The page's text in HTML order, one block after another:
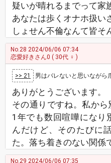
疑いが晴れるまでって家
あなたは歩くオナホ扱い
しょせん不倫なんて皆そ
No.28 2024/06/06 07:34
恋愛好きさん0 ( 30代 ♀ )
>> 21 男はバレないと思いながら爪が甘いんではないでしょうか？ 一
ありがとうございます。
その通りですね。私か
1年でも数回喧嘩になり
んだけど、そのたびに
た。落ち着きのない関係
No.29 2024/06/06 07:35